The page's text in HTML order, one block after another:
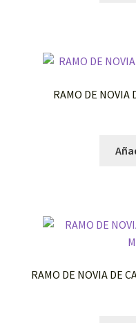
RAMO DE NOVIA
RAMO DE NOVIA DE